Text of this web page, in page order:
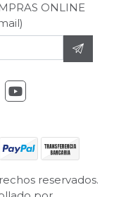
ONLINE
reservados.